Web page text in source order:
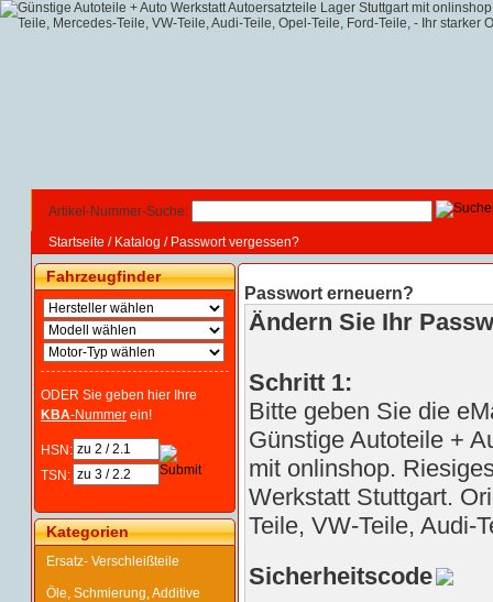
Artikel-Nummer-Suche:
Startseite / Katalog / Passwort vergessen?
Fahrzeugfinder
ODER Sie geben hier Ihre
KBA-Nummer ein!
HSN:
TSN:
Kategorien
Ersatz- Verschleißteile
Öle, Schmierung, Additive
Passwort erneuern?
Ändern Sie Ihr
Schritt 1:
Bitte geben Sie die
Günstige Autoteile +
mit onlinshop.
Werkstatt Stuttgart.
Teile, VW-Teile, Audi-
Sicherheitscode